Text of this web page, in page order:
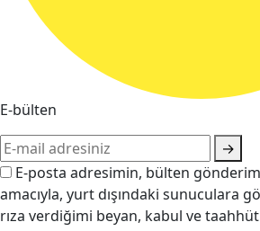
E-bülten
→
E-posta adresimin, bülten
amacıyla, yurt dışındaki sunuculara
rıza verdiğimi beyan, kabul ve